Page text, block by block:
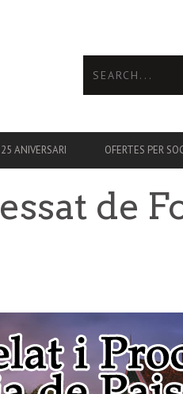
25 ANIVERSARI OFERTES PER
de